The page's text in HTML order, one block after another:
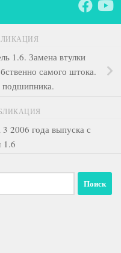
1.6. Замена втулки
самого штока.
2006 года выпуска с
1.6